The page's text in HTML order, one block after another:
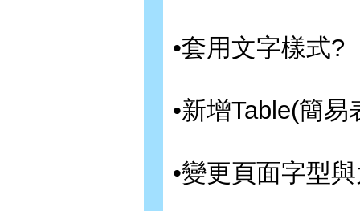
•套用文字樣式?
•新增Table(簡易
•變更頁面字型